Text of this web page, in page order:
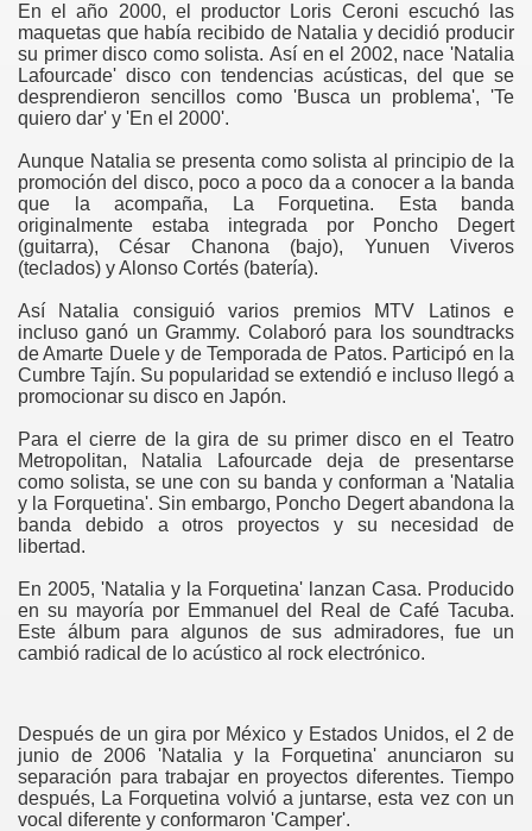
En el año 2000, el productor Loris Ceroni escuchó las
maquetas que había recibido de Natalia y decidió producir
su primer disco como solista. Así en el 2002, nace 'Natalia
Lafourcade' disco con tendencias acústicas, del que se
desprendieron sencillos como 'Busca un problema', 'Te
quiero dar' y 'En el 2000'.
Aunque Natalia se presenta como solista al principio de la
promoción del disco, poco a poco da a conocer a la banda
que la acompaña, La Forquetina. Esta banda
originalmente estaba integrada por Poncho Degert
(guitarra), César Chanona (bajo), Yunuen Viveros
(teclados) y Alonso Cortés (batería).
Así Natalia consiguió varios premios MTV Latinos e
incluso ganó un Grammy. Colaboró para los soundtracks
de Amarte Duele y de Temporada de Patos. Participó en la
Cumbre Tajín. Su popularidad se extendió e incluso llegó a
promocionar su disco en Japón.
Para el cierre de la gira de su primer disco en el Teatro
Metropolitan, Natalia Lafourcade deja de presentarse
como solista, se une con su banda y conforman a 'Natalia
y la Forquetina'. Sin embargo, Poncho Degert abandona la
banda debido a otros proyectos y su necesidad de
libertad.
En 2005, 'Natalia y la Forquetina' lanzan Casa. Producido
en su mayoría por Emmanuel del Real de Café Tacuba.
Este álbum para algunos de sus admiradores, fue un
cambió radical de lo acústico al rock electrónico.
Después de un gira por México y Estados Unidos, el 2 de
junio de 2006 'Natalia y la Forquetina' anunciaron su
separación para trabajar en proyectos diferentes. Tiempo
después, La Forquetina volvió a juntarse, esta vez con un
vocal diferente y conformaron 'Camper'.